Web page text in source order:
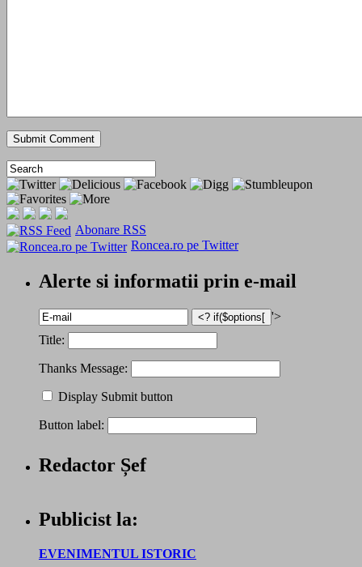
Abonare RSS
Roncea.ro pe Twitter
Alerte si informatii prin e-mail
'>
Title:
Thanks Message:
Display Submit button
Button label:
Redactor Șef
Publicist la:
EVENIMENTUL ISTORIC